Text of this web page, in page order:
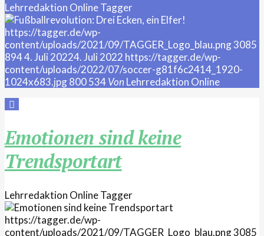
Lehrredaktion OnlineTagger
https://tagger.de/wp-
content/uploads/2021/09/TAGGER_Logo_blau.png3085
8944. Juli 20224. Juli 2022 https://tagger.de/wp-
content/uploads/2022/07/soccer-g81f6c2414_1920-
1024x683.jpg800534Von Lehrredaktion Online
Emotionen sind keine
Trendsportart
Lehrredaktion OnlineTagger
https://tagger.de/wp-
content/uploads/2021/09/TAGGER_Logo_blau.png3085